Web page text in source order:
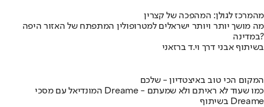
מהמרכז לגולן: המהפכה של קצרין
מה מושך יותר ויותר ישראלים למטרופולין המתפתח של האזור היפה
במדינה?
בשיתוף אבני דרך וי.ד ברזאני
המקום הכי טוב באיצטדיון - שלכם
המונדיאל עם מסכי Dreame - כמו שעוד לא ראיתם ולא שמעתם
בשיתוף Dreame